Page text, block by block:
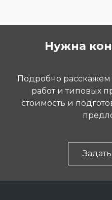
Нужна
Подробно расскажем
работ и типовых
стоимость и